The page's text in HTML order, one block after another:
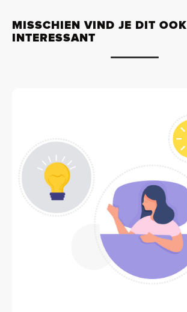
MISSCHIEN VIND JE DIT OOK
INTERESSANT